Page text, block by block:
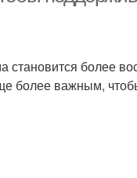
становится более
более важным,